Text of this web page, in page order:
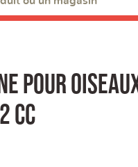
pour
cc